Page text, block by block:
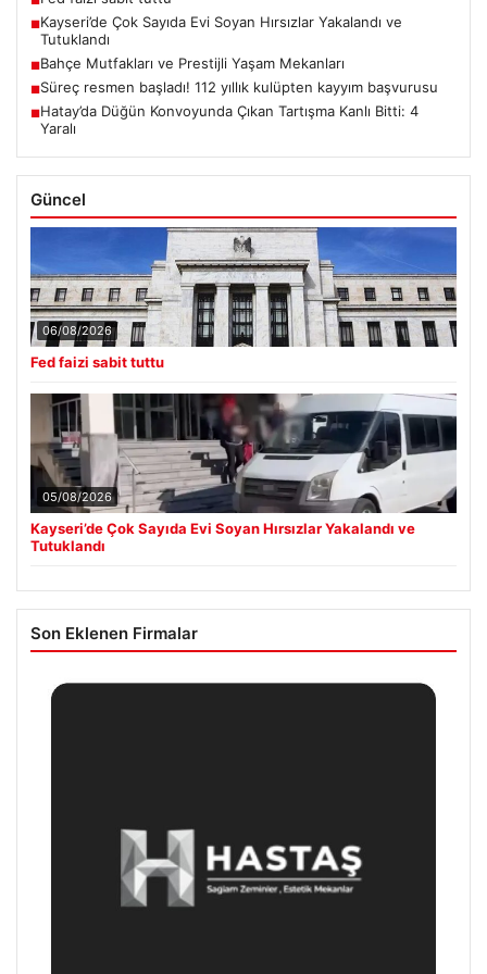
■Kayseri’de Çok Sayıda Evi Soyan Hırsızlar Yakalandı ve
Tutuklandı
■Bahçe Mutfakları ve Prestijli Yaşam Mekanları
■Süreç resmen başladı! 112 yıllık kulüpten kayyım başvurusu
■Hatay’da Düğün Konvoyunda Çıkan Tartışma Kanlı Bitti: 4
Yaralı
Güncel
06/08/2026
Fed faizi sabit tuttu
05/08/2026
Kayseri’de Çok Sayıda Evi Soyan Hırsızlar Yakalandı ve
Tutuklandı
Son Eklenen Firmalar